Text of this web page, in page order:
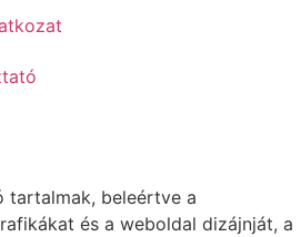
tartalmak, beleértve a
és a weboldal dizájnját, a